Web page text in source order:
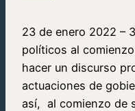
23 de enero 2022 –
políticos al
hacer un discurso
actuaciones de
así, al comienzo de